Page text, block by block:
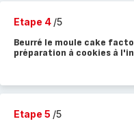
Etape 4 /5
Beurré le moule cake
préparation à cookies à
Etape 5 /5